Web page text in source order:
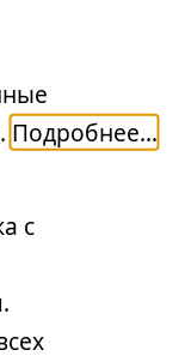
с
Подробнее...